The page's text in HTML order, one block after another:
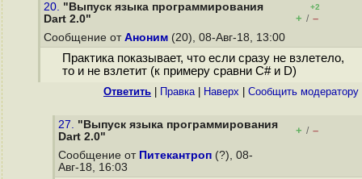
20. "Выпуск языка программирования
Dart 2.0"
+2
+ / –
Сообщение от Аноним (20), 08-Авг-18, 13:00
Практика показывает, что если сразу не взлетело,
то и не взлетит (к примеру сравни C# и D)
Ответить Правка| Наверх Cообщить модератору
27. "Выпуск языка программирования
Dart 2.0"
+ / –
Сообщение от Питекантроп (?), 08-
Авг-18, 16:03